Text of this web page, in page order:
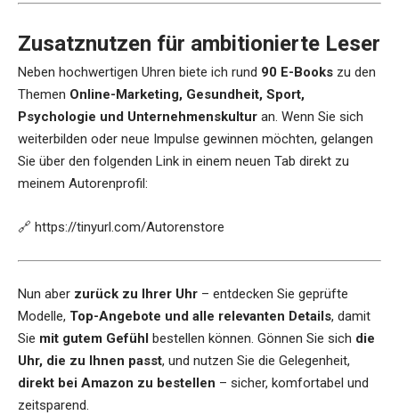
Zusatznutzen für ambitionierte Leser
Neben hochwertigen Uhren biete ich rund 90 E-Books zu den
Themen Online-Marketing, Gesundheit, Sport,
Psychologie und Unternehmenskultur an. Wenn Sie sich
weiterbilden oder neue Impulse gewinnen möchten, gelangen
Sie über den folgenden Link in einem neuen Tab direkt zu
meinem Autorenprofil:
🔗 https://tinyurl.com/Autorenstore
Nun aber zurück zu Ihrer Uhr – entdecken Sie geprüfte
Modelle, Top-Angebote und alle relevanten Details, damit
Sie mit gutem Gefühl bestellen können. Gönnen Sie sich die
Uhr, die zu Ihnen passt, und nutzen Sie die Gelegenheit,
direkt bei Amazon zu bestellen – sicher, komfortabel und
zeitsparend.